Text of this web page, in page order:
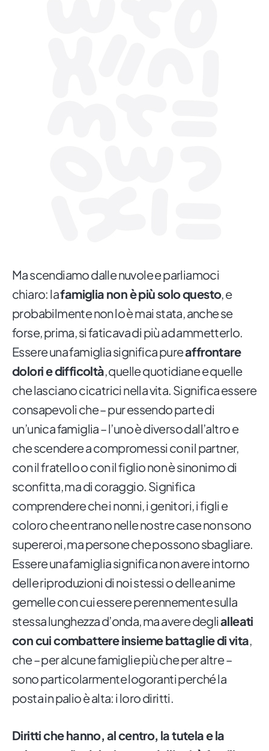
Ma scendiamo dalle nuvole e parliamoci
chiaro: lafamiglia non è più solo questo, e
probabilmente non lo è mai stata, anche se
forse, prima, si faticava di più ad ammetterlo.
Essere una famiglia significa pureaffrontare
dolori e difficoltà, quelle quotidiane e quelle
che lasciano cicatrici nella vita. Significa essere
consapevoli che – pur essendo parte di
un’unica famiglia – l’uno è diverso dall’altro e
che scendere a compromessi con il partner,
con il fratello o con il figlio non è sinonimo di
sconfitta, ma di coraggio. Significa
comprendere che i nonni, i genitori, i figli e
coloro che entrano nelle nostre case non sono
supereroi, ma persone che possono sbagliare.
Essere una famiglia significa non avere intorno
delle riproduzioni di noi stessi o delle anime
gemelle con cui essere perennemente sulla
stessa lunghezza d’onda, ma avere deglialleati
con cui combattere insieme battaglie di vita,
che – per alcune famiglie più che per altre –
sono particolarmente logoranti perché la
posta in palio è alta: i loro diritti.
Diritti che hanno, al centro, la tutela e la